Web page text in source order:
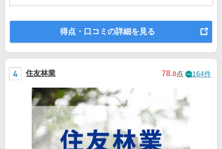
得点・口コミの詳細を見る
住友林業 78.8点 164件